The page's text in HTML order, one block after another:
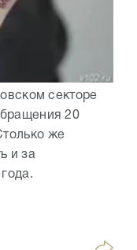
секторе
20
же
и за